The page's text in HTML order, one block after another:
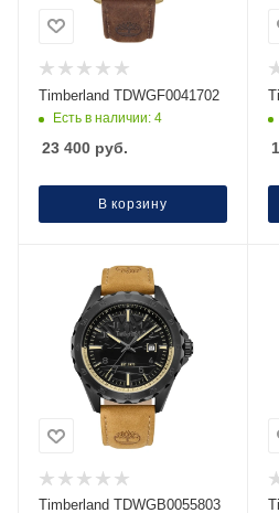
Timberland TDWGF0041702
Есть в наличии: 4
23 400 руб.
В корзину
Timberland TDWGB0055803